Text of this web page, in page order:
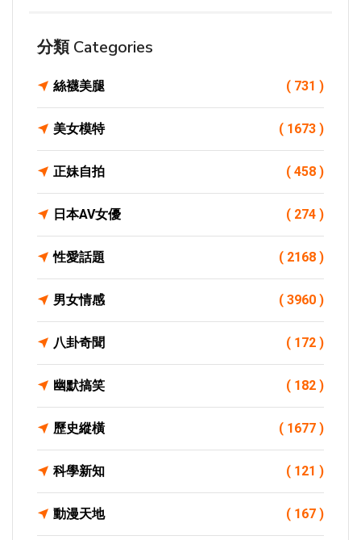
分類 Categories
絲襪美腿 ( 731 )
美女模特 ( 1673 )
正妹自拍 ( 458 )
日本AV女優 ( 274 )
性愛話題 ( 2168 )
男女情感 ( 3960 )
八卦奇聞 ( 172 )
幽默搞笑 ( 182 )
歷史縱橫 ( 1677 )
科學新知 ( 121 )
動漫天地 ( 167 )